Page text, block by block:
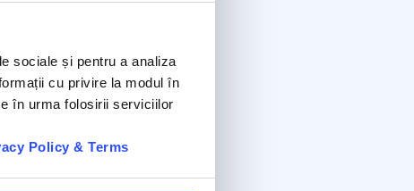
sociale și pentru a analiza
cu privire la modul în
în urma folosirii serviciilor
Policy & Terms